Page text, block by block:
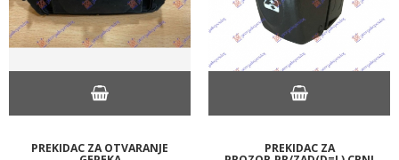
PREKIDAC ZA OTVARANJE PREKIDAC ZA